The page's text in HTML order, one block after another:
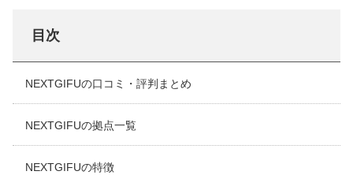
目次
NEXTGIFUの口コミ・評判まとめ
NEXTGIFUの拠点一覧
NEXTGIFUの特徴